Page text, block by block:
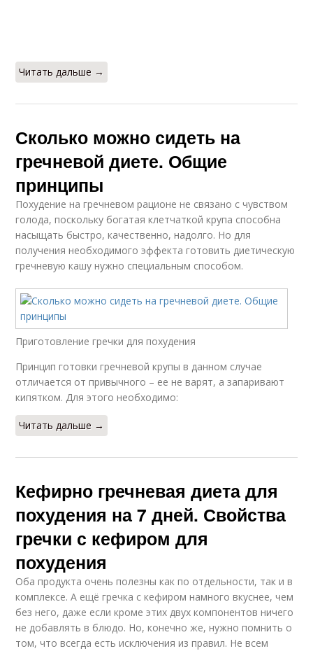
Читать дальше →
Сколько можно сидеть на
гречневой диете. Общие
принципы
Похудение на гречневом рационе не связано с чувством
голода, поскольку богатая клетчаткой крупа способна
насыщать быстро, качественно, надолго. Но для
получения необходимого эффекта готовить диетическую
гречневую кашу нужно специальным способом.
Приготовление гречки для похудения
Принцип готовки гречневой крупы в данном случае
отличается от привычного – ее не варят, а запаривают
кипятком. Для этого необходимо:
Читать дальше →
Кефирно гречневая диета для
похудения на 7 дней. Свойства
гречки с кефиром для
похудения
Оба продукта очень полезны как по отдельности, так и в
комплексе. А ещё гречка с кефиром намного вкуснее, чем
без него, даже если кроме этих двух компонентов ничего
не добавлять в блюдо. Но, конечно же, нужно помнить о
том, что всегда есть исключения из правил. Не всем